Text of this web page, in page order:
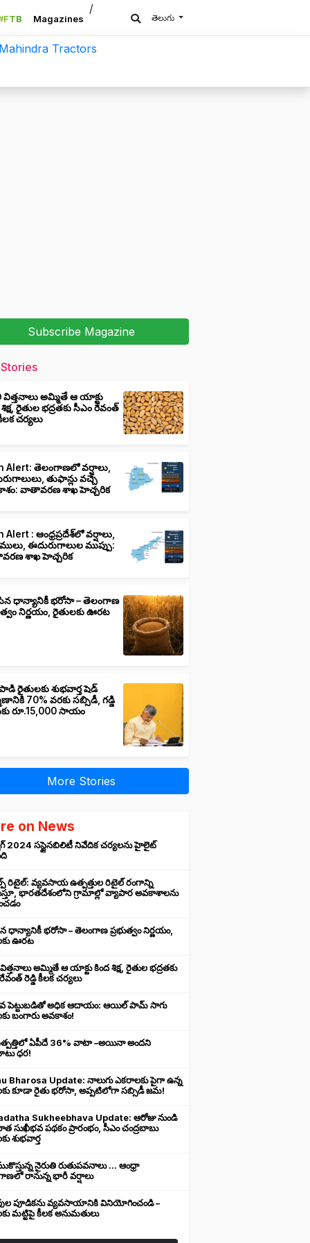
Magazines
/a>
తెలుగు
Subscribe Magazine
విత్తనాలు అమ్మితే ఆ యాక్టు
రైతుల భద్రతకు సీఎం రేవంత్
చర్యలు
Alert: తెలంగాణలో వర్షాలు,
తుఫాన్లు వచ్చే
వాతావరణ శాఖ హెచ్చరిక
Alert : ఆంధ్రప్రదేశ్‌లో వర్షాలు,
ఈదురుగాలుల ముప్పు:
శాఖ హెచ్చరిక
ధాన్యానికీ భరోసా – తెలంగాణ
నిర్ణయం, రైతులకు ఊరట
రైతులకు శుభవార్త షెడ్
70% వరకు సబ్సిడీ, గడ్డి
రూ.15,000 సాయం
More Stories
on News
2024 సస్టైనబిలిటీ నివేదిక చర్యలను హైలైట్
రిటైల్: వ్యవసాయ ఉత్పత్తుల రిటైల్ రంగాన్ని
భారతదేశంలోని గ్రామాల్లో వ్యాపార అవకాశాలను
ధాన్యానికీ భరోసా – తెలంగాణ ప్రభుత్వం నిర్ణయం,
ఊరట
అమ్మితే ఆ యాక్టు కింద శిక్ష, రైతుల భద్రతకు
రెడ్డి కీలక చర్యలు
పెట్టుబడితో అధిక ఆదాయం: ఆయిల్ పామ్ సాగు
బంగారు అవకాశం!
ఏపీదే 36% వాటా –అయినా అందని
ధర!
Bharosa Update: నాలుగు ఎకరాలకు పైగా ఉన్న
కూడా రైతు భరోసా, అప్పటిలోగా సబ్సిడీ జమ!
Sukheebhava Update: ఆరోజు నుండి
సుఖీభవ పథకం ప్రారంభం, సీఎం చంద్రబాబు
శుభవార్త
నైరుతి రుతుపవనాలు ... ఆంధ్రా
రానున్న భారీ వర్షాలు
పూడికను వ్యవసాయానికి వినియోగించండి –
మట్టిపై కీలక అనుమతులు